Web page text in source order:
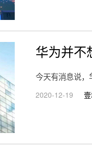
华为并不
今天有消息说，
2020-12-19